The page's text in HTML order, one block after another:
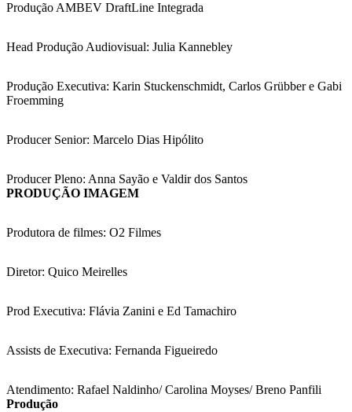
Produção AMBEV DraftLine Integrada
Head Produção Audiovisual: Julia Kannebley
Produção Executiva: Karin Stuckenschmidt, Carlos Grübber e Gabi
Froemming
Producer Senior: Marcelo Dias Hipólito
Producer Pleno: Anna Sayão e Valdir dos Santos
PRODUÇÃO IMAGEM
Produtora de filmes: O2 Filmes
Diretor: Quico Meirelles
Prod Executiva: Flávia Zanini e Ed Tamachiro
Assists de Executiva: Fernanda Figueiredo
Atendimento: Rafael Naldinho/ Carolina Moyses/ Breno Panfili
Produção